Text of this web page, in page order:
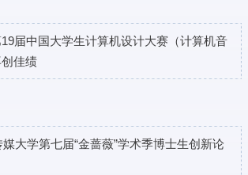
届中国大学生计算机设计大赛（计算机音
佳绩
大学第七届“金蔷薇”学术季博士生创新论